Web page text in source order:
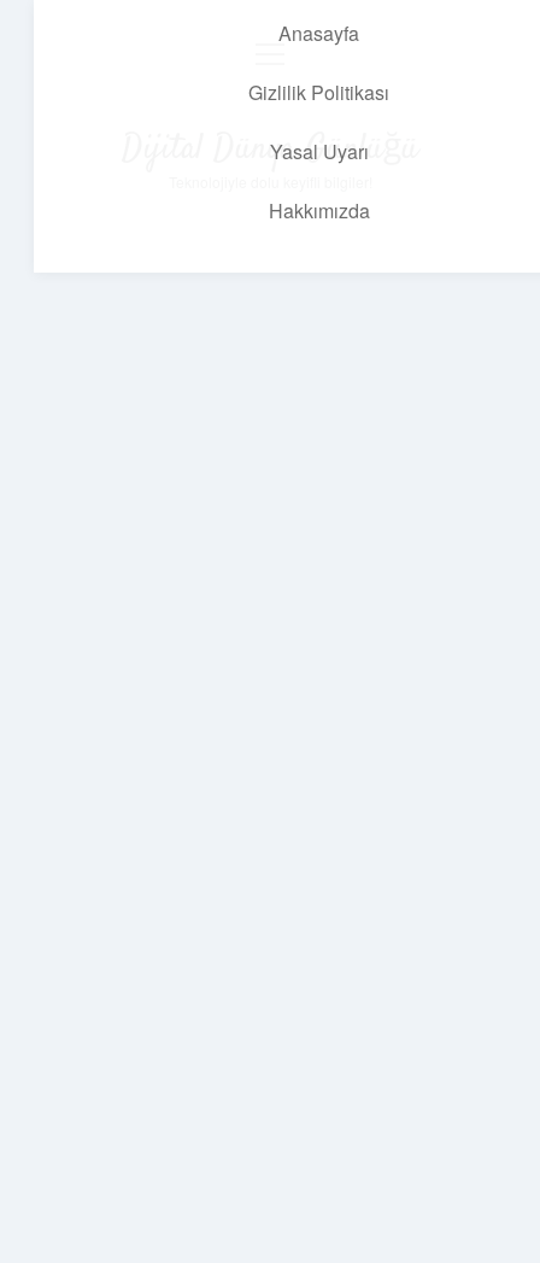
Anasayfa
Gizlilik Politikası
Yasal Uyarı
Hakkımızda
Dijital Dünya Günlüğü